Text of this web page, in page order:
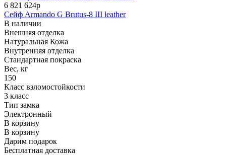
6 821 624р
Сейф Armando G Brutus-8 III leather
В наличии
Внешняя отделка
Натуральная Кожа
Внутренняя отделка
Стандартная покраска
Вес, кг
150
Класс взломостойкости
3 класс
Тип замка
Электронный
В корзину
В корзину
Дарим подарок
Бесплатная доставка